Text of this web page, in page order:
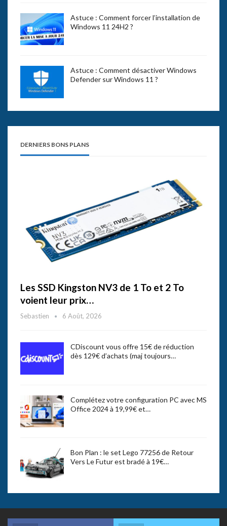
Astuce : Comment forcer l’installation de
Windows 11 24H2 ?
Astuce : Comment désactiver Windows
Defender sur Windows 11 ?
DERNIERS BONS PLANS
Les SSD Kingston NV3 de 1 To et 2 To
voient leur prix…
Sebastien 6 Août, 2026
CDiscount vous offre 15€ de réduction
dès 129€ d’achats (maj toujours…
Complétez votre configuration PC avec MS
Office 2024 à 19,99€ et…
Bon Plan : le set Lego 77256 de Retour
Vers Le Futur est bradé à 19€…